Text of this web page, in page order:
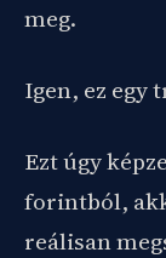
meg.
Igen, ez egy
Ezt úgy
forintból,
reálisan